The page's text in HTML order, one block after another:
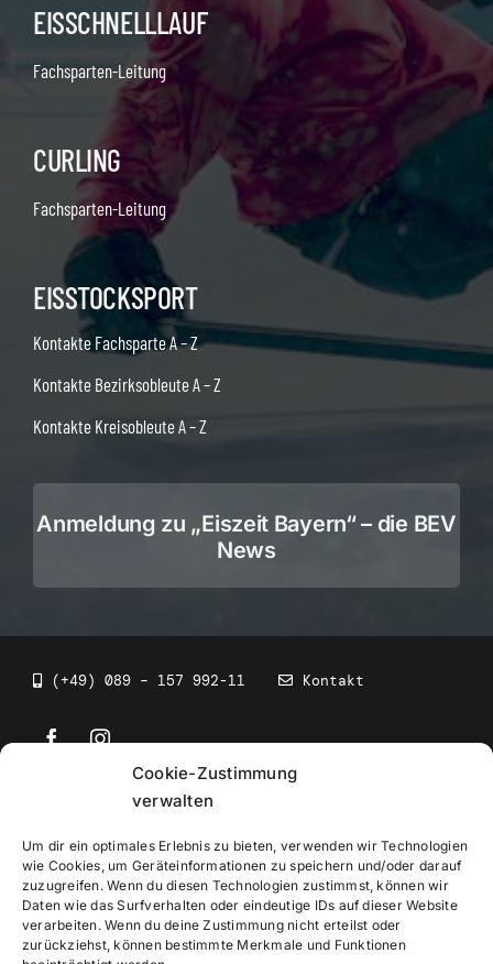
Cookie-Zustimmung
verwalten
Um dir ein optimales Erlebnis zu bieten, verwenden wir Technologien
wie Cookies, um Geräteinformationen zu speichern und/oder darauf
zuzugreifen. Wenn du diesen Technologien zustimmst, können wir
Daten wie das Surfverhalten oder eindeutige IDs auf dieser Website
verarbeiten. Wenn du deine Zustimmung nicht erteilst oder
zurückziehst, können bestimmte Merkmale und Funktionen
EISSCHNELLLAUF
Fachsparten-Leitung
CURLING
Fachsparten-Leitung
EISSTOCKSPORT
Kontakte Fachsparte A – Z
Kontakte Bezirksobleute A – Z
Kontakte Kreisobleute A – Z
Anmeldung zu „Eiszeit Bayern“ – die BEV
News
(+49) 089 – 157 992-11 Kontakt
• BEV Bayerischer Eissportverband
Impressum